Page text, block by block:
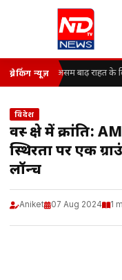
ब्रेकिंग न्यूज़ असम बाढ़ राहत के
विदेश
वस्त्र क्षेत्र में
स्थिरता पर एक
लॉन्च
Aniket 07 Aug 2024 1